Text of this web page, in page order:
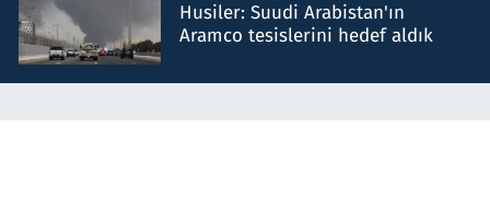
Husiler: Suudi Arabistan'ın
Aramco tesislerini hedef aldık